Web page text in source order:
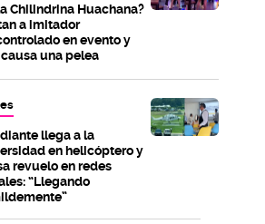
Chilindrina Huachana?
a imitador
en evento y
una pelea
llega a la
en helicóptero y
revuelo en redes
“Llegando